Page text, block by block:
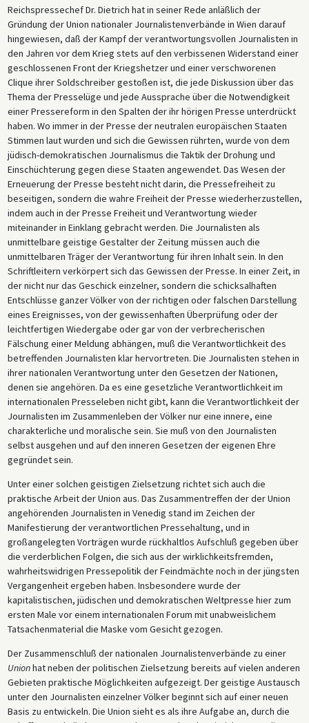
Reichspressechef Dr. Dietrich hat in seiner Rede anläßlich der
Gründung der Union nationaler Journalistenverbände in Wien darauf
hingewiesen, daß der Kampf der verantwortungsvollen Journalisten in
den Jahren vor dem Krieg stets auf den verbissenen Widerstand einer
geschlossenen Front der Kriegshetzer und einer verschworenen
Clique ihrer Soldschreiber gestoßen ist, die jede Diskussion über das
Thema der Presselüge und jede Aussprache über die Notwendigkeit
einer Pressereform in den Spalten der ihr hörigen Presse unterdrückt
haben. Wo immer in der Presse der neutralen europäischen Staaten
Stimmen laut wurden und sich die Gewissen rührten, wurde von dem
jüdisch-demokratischen Journalismus die Taktik der Drohung und
Einschüchterung gegen diese Staaten angewendet. Das Wesen der
Erneuerung der Presse besteht nicht darin, die Pressefreiheit zu
beseitigen, sondern die wahre Freiheit der Presse wiederherzustellen,
indem auch in der Presse Freiheit und Verantwortung wieder
miteinander in Einklang gebracht werden. Die Journalisten als
unmittelbare geistige Gestalter der Zeitung müssen auch die
unmittelbaren Träger der Verantwortung für ihren Inhalt sein. In den
Schriftleitern verkörpert sich das Gewissen der Presse. In einer Zeit, in
der nicht nur das Geschick einzelner, sondern die schicksalhaften
Entschlüsse ganzer Völker von der richtigen oder falschen Darstellung
eines Ereignisses, von der gewissenhaften Überprüfung oder der
leichtfertigen Wiedergabe oder gar von der verbrecherischen
Fälschung einer Meldung abhängen, muß die Verantwortlichkeit des
betreffenden Journalisten klar hervortreten. Die Journalisten stehen in
ihrer nationalen Verantwortung unter den Gesetzen der Nationen,
denen sie angehören. Da es eine gesetzliche Verantwortlichkeit im
internationalen Presseleben nicht gibt, kann die Verantwortlichkeit der
Journalisten im Zusammenleben der Völker nur eine innere, eine
charakterliche und moralische sein. Sie muß von den Journalisten
selbst ausgehen und auf den inneren Gesetzen der eigenen Ehre
gegründet sein.
Unter einer solchen geistigen Zielsetzung richtet sich auch die
praktische Arbeit der Union aus. Das Zusammentreffen der der Union
angehörenden Journalisten in Venedig stand im Zeichen der
Manifestierung der verantwortlichen Pressehaltung, und in
großangelegten Vorträgen wurde rückhaltlos Aufschluß gegeben über
die verderblichen Folgen, die sich aus der wirklichkeitsfremden,
wahrheitswidrigen Pressepolitik der Feindmächte noch in der jüngsten
Vergangenheit ergeben haben. Insbesondere wurde der
kapitalistischen, jüdischen und demokratischen Weltpresse hier zum
ersten Male vor einem internationalen Forum mit unabweislichem
Tatsachenmaterial die Maske vom Gesicht gezogen.
Der Zusammenschluß der nationalen Journalistenverbände zu einer
Unionhat neben der politischen Zielsetzung bereits auf vielen anderen
Gebieten praktische Möglichkeiten aufgezeigt. Der geistige Austausch
unter den Journalisten einzelner Völker beginnt sich auf einer neuen
Basis zu entwickeln. Die Union sieht es als ihre Aufgabe an, durch die